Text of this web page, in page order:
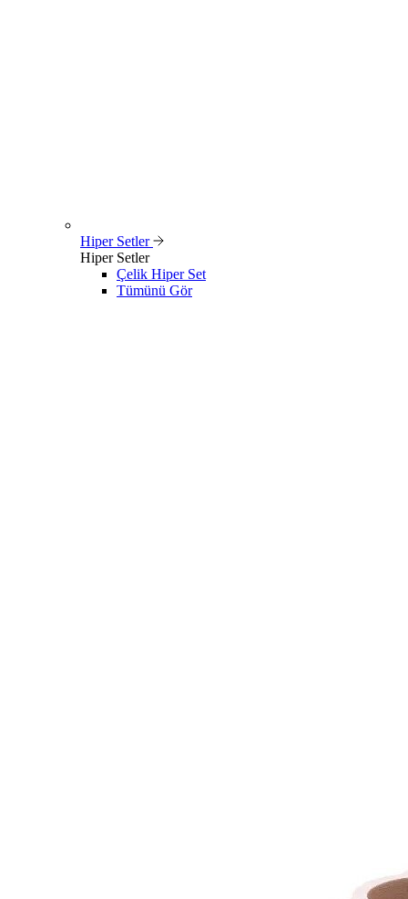
Hiper Setler
Hiper Setler
Çelik Hiper Set
Tümünü Gör